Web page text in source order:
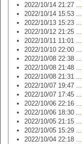
2022/10/14 21:27 ...
2022/10/14 15:53 ...
2022/10/13 15:23 ...
2022/10/12 21:25 ...
2022/10/11 11:01 ...
2022/10/10 22:00 ...
2022/10/08 22:38 ...
2022/10/08 21:48 ...
2022/10/08 21:31 ...
2022/10/07 19:47 ...
2022/10/07 17:45 ...
2022/10/06 22:16 ...
2022/10/06 18:30 ...
2022/10/05 21:15 ...
2022/10/05 15:29 ...
2022/10/04 22:18 ...